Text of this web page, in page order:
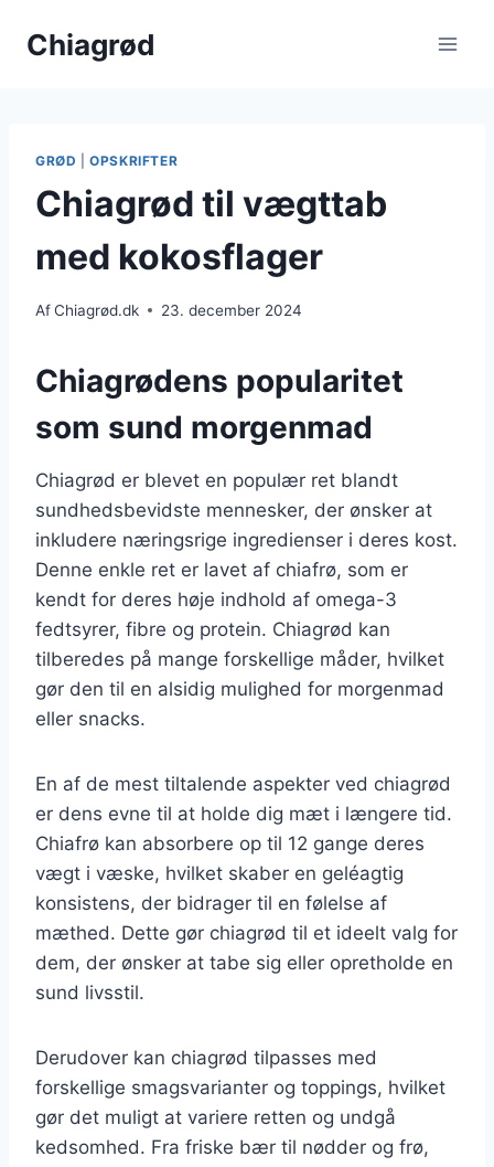
Chiagrød
GRØD |OPSKRIFTER
Chiagrød til vægttab
med kokosflager
AfChiagrød.dk 23. december 2024
Chiagrødens popularitet
som sund morgenmad
Chiagrød er blevet en populær ret blandt
sundhedsbevidste mennesker, der ønsker at
inkludere næringsrige ingredienser i deres kost.
Denne enkle ret er lavet af chiafrø, som er
kendt for deres høje indhold af omega-3
fedtsyrer, fibre og protein. Chiagrød kan
tilberedes på mange forskellige måder, hvilket
gør den til en alsidig mulighed for morgenmad
eller snacks.
En af de mest tiltalende aspekter ved chiagrød
er dens evne til at holde dig mæt i længere tid.
Chiafrø kan absorbere op til 12 gange deres
vægt i væske, hvilket skaber en geléagtig
konsistens, der bidrager til en følelse af
mæthed. Dette gør chiagrød til et ideelt valg for
dem, der ønsker at tabe sig eller opretholde en
sund livsstil.
Derudover kan chiagrød tilpasses med
forskellige smagsvarianter og toppings, hvilket
gør det muligt at variere retten og undgå
kedsomhed. Fra friske bær til nødder og frø,